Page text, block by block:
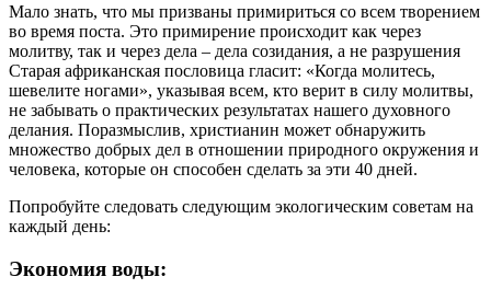
Мало знать, что мы призваны примириться со всем творением
во время поста. Это примирение происходит как через
молитву, так и через дела – дела созидания, а не разрушения
Старая африканская пословица гласит: «Когда молитесь,
шевелите ногами», указывая всем, кто верит в силу молитвы,
не забывать о практических результатах нашего духовного
делания. Поразмыслив, христианин может обнаружить
множество добрых дел в отношении природного окружения и
человека, которые он способен сделать за эти 40 дней.
Попробуйте следовать следующим экологическим советам на
каждый день:
Экономия воды: